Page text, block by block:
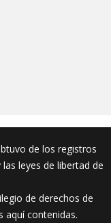
de los registros
leyes de libertad de
de derechos de
aquí contenidas.